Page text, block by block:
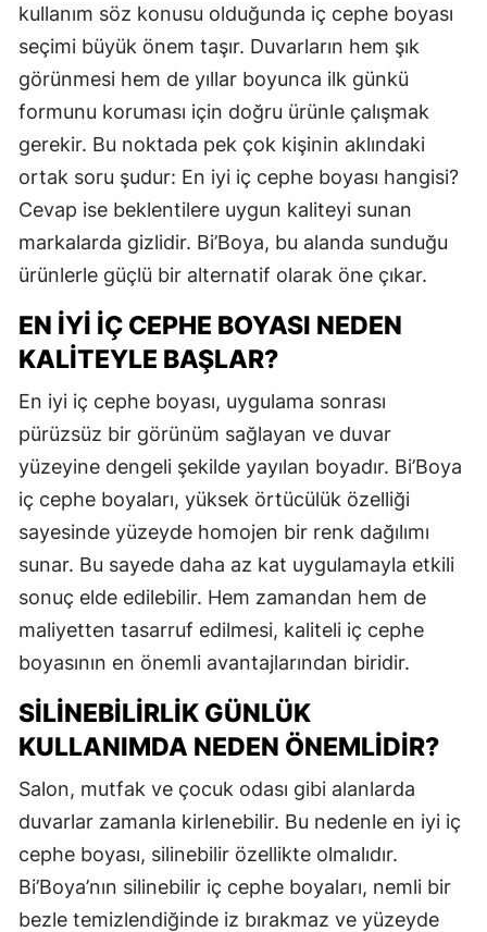
kullanım söz konusu olduğunda iç cephe boyası
seçimi büyük önem taşır. Duvarların hem şık
görünmesi hem de yıllar boyunca ilk günkü
formunu koruması için doğru ürünle çalışmak
gerekir. Bu noktada pek çok kişinin aklındaki
ortak soru şudur: En iyi iç cephe boyası hangisi?
Cevap ise beklentilere uygun kaliteyi sunan
markalarda gizlidir. Bi’Boya, bu alanda sunduğu
ürünlerle güçlü bir alternatif olarak öne çıkar.
EN İYI İÇ CEPHE BOYASI NEDEN
KALITEYLE BAŞLAR?
En iyi iç cephe boyası, uygulama sonrası
pürüzsüz bir görünüm sağlayan ve duvar
yüzeyine dengeli şekilde yayılan boyadır. Bi’Boya
iç cephe boyaları, yüksek örtücülük özelliği
sayesinde yüzeyde homojen bir renk dağılımı
sunar. Bu sayede daha az kat uygulamayla etkili
sonuç elde edilebilir. Hem zamandan hem de
maliyetten tasarruf edilmesi, kaliteli iç cephe
boyasının en önemli avantajlarından biridir.
SILINEBILIRLIK GÜNLÜK
KULLANIMDA NEDEN ÖNEMLIDIR?
Salon, mutfak ve çocuk odası gibi alanlarda
duvarlar zamanla kirlenebilir. Bu nedenle en iyi iç
cephe boyası, silinebilir özellikte olmalıdır.
Bi’Boya’nın silinebilir iç cephe boyaları, nemli bir
bezle temizlendiğinde iz bırakmaz ve yüzeyde